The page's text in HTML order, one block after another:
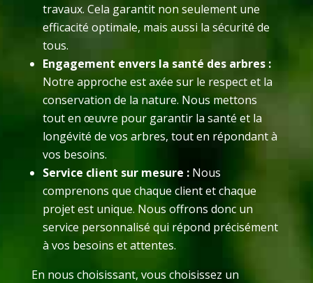
travaux. Cela garantit non seulement une
efficacité optimale, mais aussi la sécurité de
tous.
Engagement envers la santé des arbres :
Notre approche est axée sur le respect et la
conservation de la nature. Nous mettons
tout en œuvre pour garantir la santé et la
longévité de vos arbres, tout en répondant à
vos besoins.
Service client sur mesure :Nous
comprenons que chaque client et chaque
projet est unique. Nous offrons donc un
service personnalisé qui répond précisément
à vos besoins et attentes.
En nous choisissant, vous choisissez un